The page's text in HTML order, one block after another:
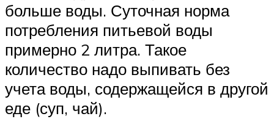
больше воды. Суточная норма
потребления питьевой воды
примерно 2 литра. Такое
количество надо выпивать без
учета воды, содержащейся в другой
еде (суп, чай).